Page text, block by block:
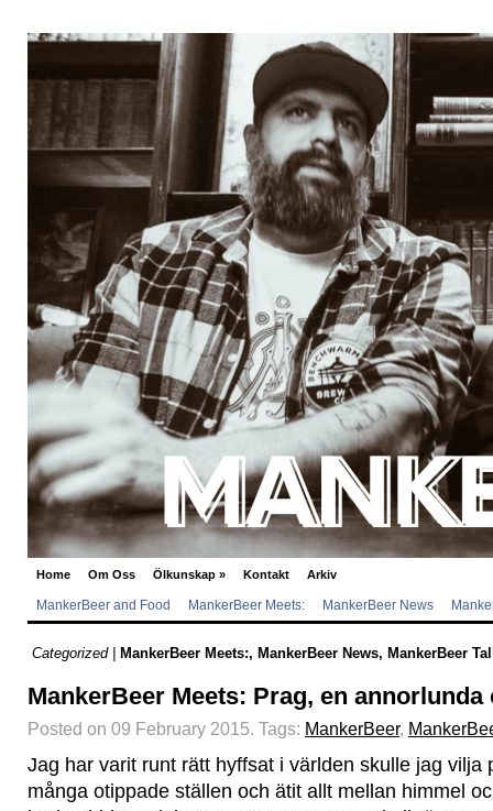
Home Om Oss Ölkunskap » Kontakt Arkiv
MankerBeer and Food MankerBeer Meets: MankerBeer News
Categorized | MankerBeer Meets:, MankerBeer News, MankerBeer
MankerBeer Meets: Prag, en annorlunda
Posted on 09 February 2015. Tags: MankerBeer,
Jag har varit runt rätt hyffsat i världen skulle jag vilja
många otippade ställen och ätit allt mellan himmel